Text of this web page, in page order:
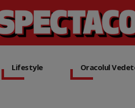
Lifestyle Oracolul